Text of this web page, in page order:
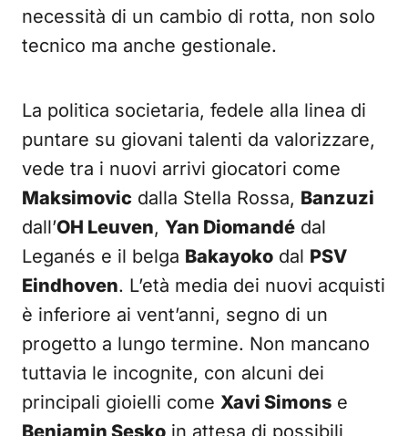
necessità di un cambio di rotta, non solo
tecnico ma anche gestionale.
La politica societaria, fedele alla linea di
puntare su giovani talenti da valorizzare,
vede tra i nuovi arrivi giocatori come
Maksimovic dalla Stella Rossa, Banzuzi
dall’OH Leuven, Yan Diomandé dal
Leganés e il belga Bakayoko dal PSV
Eindhoven. L’età media dei nuovi acquisti
è inferiore ai vent’anni, segno di un
progetto a lungo termine. Non mancano
tuttavia le incognite, con alcuni dei
principali gioielli come Xavi Simons e
Benjamin Sesko in attesa di possibili